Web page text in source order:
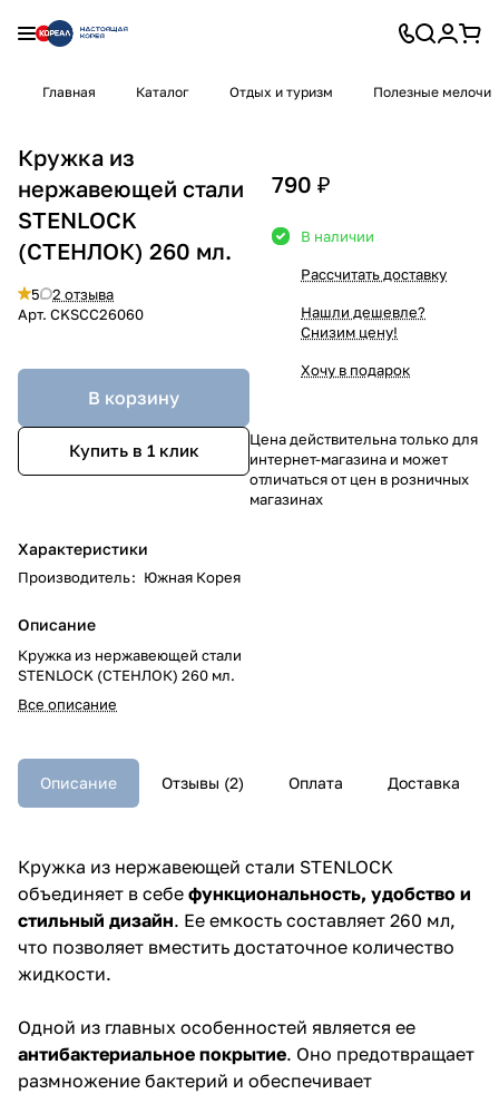
Главная Каталог Отдых и туризм Полезные мелочи
Кружка из
нержавеющей стали
STENLOCK
(СТЕНЛОК) 260 мл.
5
2 отзыва
Арт. CKSCC26060
В корзину
Купить в 1 клик
Характеристики
Производитель: Южная Корея
Описание
Кружка из нержавеющей стали
STENLOCK (СТЕНЛОК) 260 мл.
Все описание
790 ₽
В наличии
Рассчитать доставку
Нашли дешевле?
Снизим цену!
Хочу в подарок
Цена действительна только для
интернет-магазина и может
отличаться от цен в розничных
магазинах
Описание Отзывы (2) Оплата Доставка
Кружка из нержавеющей стали STENLOCK
объединяет в себе функциональность, удобство и
стильный дизайн. Ее емкость составляет 260 мл,
что позволяет вместить достаточное количество
жидкости.
Одной из главных особенностей является ее
антибактериальное покрытие. Оно предотвращает
размножение бактерий и обеспечивает